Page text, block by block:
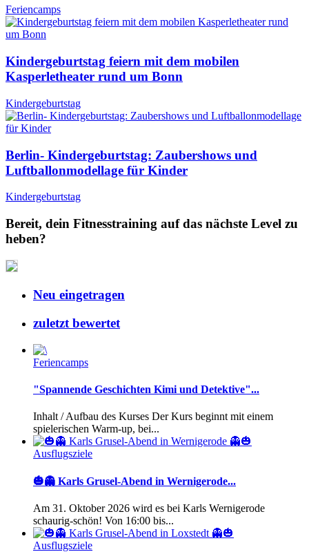
Feriencamps
Kindergeburtstag feiern mit dem mobilen
Kasperletheater rund um Bonn
Kindergeburtstag
Berlin- Kindergeburtstag: Zaubershows und
Luftballonmodellage für Kinder
Kindergeburtstag
Bereit, dein Fitnesstraining auf das nächste Level zu
heben?
Neu eingetragen
zuletzt bewertet
Feriencamps
"Spannende Geschichten Kimi und Detektive"...
Inhalt / Aufbau des Kurses Der Kurs beginnt mit einem
spielerischen Warm-up, bei...
Ausflugsziele
🎃👻 Karls Grusel-Abend in Wernigerode...
Am 31. Oktober 2026 wird es bei Karls Wernigerode
schaurig-schön! Von 16:00 bis...
Ausflugsziele